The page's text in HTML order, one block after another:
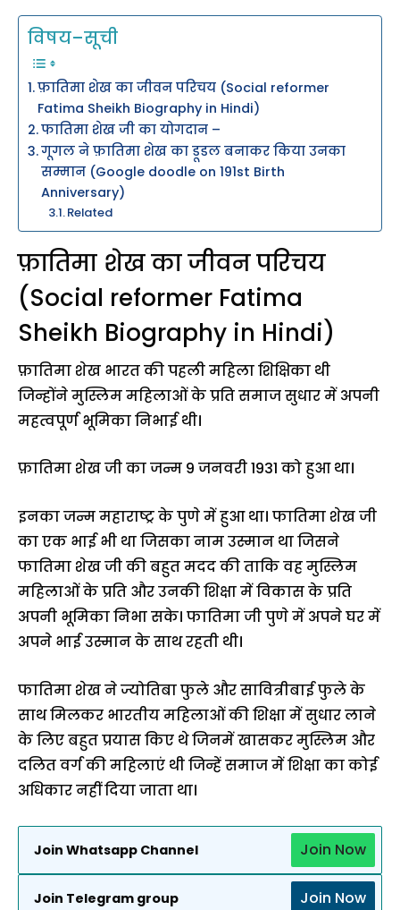
विषय–सूची
फ़ातिमा शेख का जीवन परिचय (Social reformer
Fatima Sheikh Biography in Hindi)
फातिमा शेख जी का योगदान –
गूगल ने फ़ातिमा शेख का डूडल बनाकर किया उनका
सम्मान (Google doodle on 191st Birth
Anniversary)
Related
फ़ातिमा शेख का जीवन परिचय
(Social reformer Fatima
Sheikh Biography in Hindi)
फ़ातिमा शेख भारत की पहली महिला शिक्षिका थी
जिन्होंने मुस्लिम महिलाओं के प्रति समाज सुधार में अपनी
महत्वपूर्ण भूमिका निभाई थी।
फ़ातिमा शेख जी का जन्म 9 जनवरी 1931 को हुआ था।
इनका जन्म महाराष्ट्र के पुणे में हुआ था। फातिमा शेख जी
का एक भाई भी था जिसका नाम उस्मान था जिसने
फातिमा शेख जी की बहुत मदद की ताकि वह मुस्लिम
महिलाओं के प्रति और उनकी शिक्षा में विकास के प्रति
अपनी भूमिका निभा सके। फातिमा जी पुणे में अपने घर में
अपने भाई उस्मान के साथ रहती थी।
फातिमा शेख ने ज्योतिबा फुले और सावित्रीबाई फुले के
साथ मिलकर भारतीय महिलाओं की शिक्षा में सुधार लाने
के लिए बहुत प्रयास किए थे जिनमें खासकर मुस्लिम और
दलित वर्ग की महिलाएं थी जिन्हें समाज में शिक्षा का कोई
अधिकार नहीं दिया जाता था।
Join Whatsapp Channel Join Now
Join Telegram group Join Now